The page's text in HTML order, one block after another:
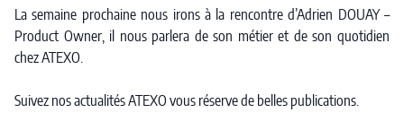
La semaine prochaine nous irons à la rencontre d’Adrien DOUAY –
Product Owner, il nous parlera de son métier et de son quotidien
chez ATEXO.
Suivez nos actualités ATEXO vous réserve de belles publications.